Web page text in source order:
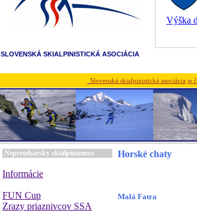
Výška
SLOVENSKÁ SKIALPINISTICKÁ ASOCIÁCIA
Slovenská skialpinistická asociácia
Nepretekársky skialpinizmus
Informácie
FUN Cup
Zrazy priaznivcov SSA
Horské chaty
Malá Fatra